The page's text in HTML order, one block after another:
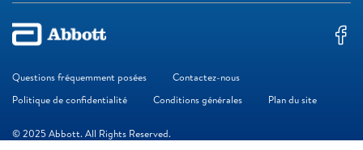
Questions fréquemment posées
Contactez-nous
Politique de confidentialité
Conditions générales Plan du site
© 2025 Abbott. All Rights Reserved.